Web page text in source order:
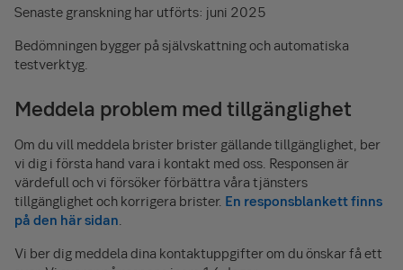
Senaste granskning har utförts: juni 2025
Bedömningen bygger på självskattning och automatiska
testverktyg.
Meddela problem med tillgänglighet
Om du vill meddela brister brister gällande tillgänglighet, ber
vi dig i första hand vara i kontakt med oss. Responsen är
värdefull och vi försöker förbättra våra tjänsters
tillgänglighet och korrigera brister. En responsblankett finns
på den här sidan.
Vi ber dig meddela dina kontaktuppgifter om du önskar få ett